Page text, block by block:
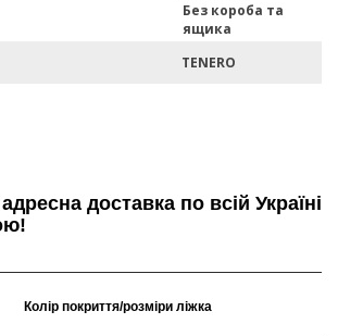
Без короба та
ящика
TENERO
доставка по всій Україні
Колір покриття/розміри ліжка